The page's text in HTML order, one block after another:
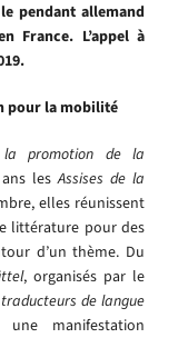
pendant allemand
France. L’appel à
pour la mobilité
la promotion de la
ans lesAssises de la
elles réunissent
littérature pour des
d’un thème. Du
, organisés par le
de langue
manifestation